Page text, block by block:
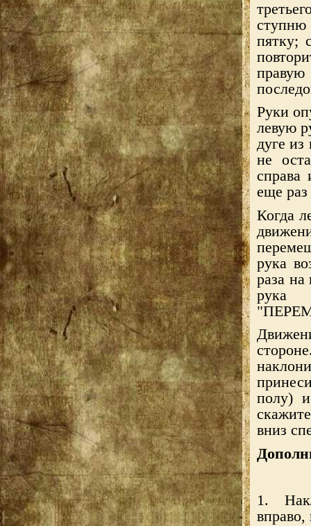
пятку;
Руки
левую
дуге из
не
справа
еще раз
Когда
рука
раза
рука
полу)
вниз
1.
вправо,